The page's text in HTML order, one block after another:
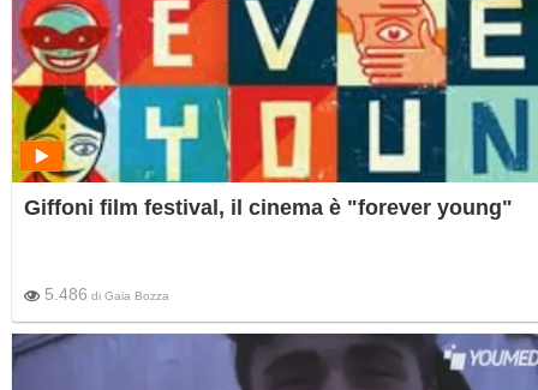
Giffoni film festival, il cinema è "forever young"
5.486 di Gaia Bozza